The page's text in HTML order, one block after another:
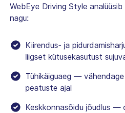
WebEye Driving Style
nagu:
Kiirendus- ja
liigset kütusekasutust
Tühikäiguaeg —
peatuste ajal
Keskkonnasõidu jõudlus —